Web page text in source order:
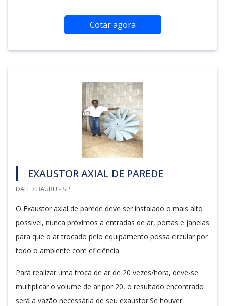
Cotar agora
EXAUSTOR AXIAL DE PAREDE
DAFE / BAURU - SP
O Exaustor axial de parede deve ser instalado o mais alto
possível, nunca próximos a entradas de ar, portas e janelas
para que o ar trocado pelo equipamento possa circular por
todo o ambiente com eficiência.
Para realizar uma troca de ar de 20 vezes/hora, deve-se
multiplicar o volume de ar por 20, o resultado encontrado
será a vazão necessária de seu exaustor.Se houver